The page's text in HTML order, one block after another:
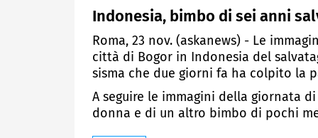
Indonesia, bimbo di sei anni
Roma, 23 nov. (askanews) - Le
città di Bogor in Indonesia del
sisma che due giorni fa ha colpito la
A seguire le immagini della giornata
donna e di un altro bimbo di pochi